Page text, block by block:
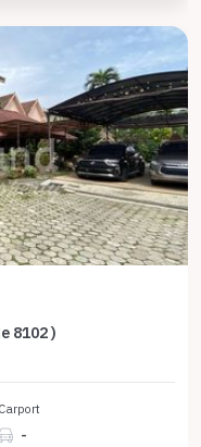
8102 )
Carport
-